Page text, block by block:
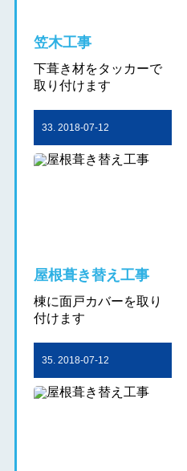
笠木工事
下葺き材をタッカーで
取り付けます
33. 2018-07-12
屋根葺き替え工事
棟に面戸カバーを取り
付けます
35. 2018-07-12